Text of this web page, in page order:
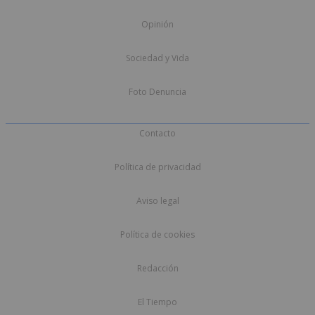
Opinión
Sociedad y Vida
Foto Denuncia
Contacto
Política de privacidad
Aviso legal
Política de cookies
Redacción
El Tiempo